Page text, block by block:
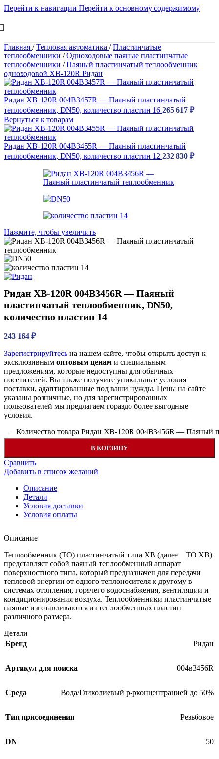
Перейти к навигации Перейти к основному содержимому
Главная / Тепловая автоматика / Пластинчатые
теплообменники / Одноходовые паяные пластинчатые
теплообменники / Паяный пластинчатый теплообменник
одноходовой XB-120R Ридан
Ридан XB-120R 004B3457R — Паяный пластинчатый
теплообменник, DN50, количество пластин 16 265 617 ₽
Вернуться к товарам
Ридан XB-120R 004B3455R — Паяный пластинчатый
теплообменник, DN50, количество пластин 12 232 830 ₽
Нажмите, чтобы увеличить
Ридан XB-120R 004B3456R — Паяный
пластинчатый теплообменник, DN50,
количество пластин 14
243 164 ₽
Зарегистрируйтесь на нашем сайте, чтобы открыть доступ к
эксклюзивным оптовым ценам и специальным
предложениям, которые недоступны для обычных
посетителей. Вы также получите уникальные условия
поставки, адаптированные под ваши нужды. Цены на сайте
указаны розничные, но для зарегистрированных
пользователей мы предлагаем гораздо более выгодные
условия.
Количество товара Ридан XB-120R 004B3456R — Паяный
В КОРЗИНУ
Сравнить
Добавить в список желаний
Описание
Детали
Условия доставки
Условия оплаты
Описание
Теплообменник (ТО) пластинчатый типа XB (далее – ТО XB)
представляет собой паяный теплообменный аппарат
поверхностного типа, который предназначен для передачи
тепловой энергии от одного теплоносителя к другому в
системах отопления, горячего водоснабжения, вентиляции и
кондиционирования воздуха. Теплообменники пластинчатые
паяные изготавливаются из теплообменных пластин
различного размера.
Детали
Бренд
Ридан
Артикул для поиска 004в3456R
Среда Вода/Гликолиевый р-рконцентрацией до 50%
Тип присоединения Резьбовое
DN 50